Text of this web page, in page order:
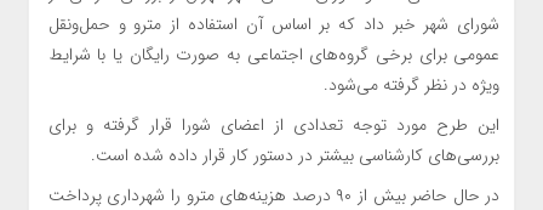
شورای شهر خبر داد که بر اساس آن استفاده از مترو و حمل‌ونقل
عمومی برای برخی گروه‌های اجتماعی به صورت رایگان یا با شرایط
ویژه در نظر گرفته می‌شود.
این طرح مورد توجه تعدادی از اعضای شورا قرار گرفته و برای
بررسی‌های کارشناسی بیشتر در دستور کار قرار داده شده است.
در حال حاضر بیش از ۹۰ درصد هزینه‌های مترو را شهرداری پرداخت